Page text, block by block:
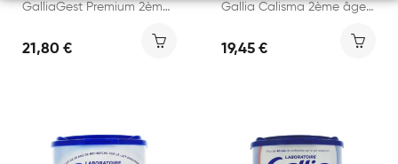
GalliaGest Premium 2ème âge 800g
21,80 €
Gallia Calisma 2ème âge 800g
19,45 €